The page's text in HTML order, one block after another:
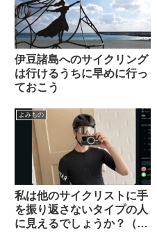
伊豆諸島へのサイクリング
は行けるうちに早めに行っ
ておこう
よみもの
私は他のサイクリストに手
を振り返さないタイプの人
に見えるでしょうか？（海